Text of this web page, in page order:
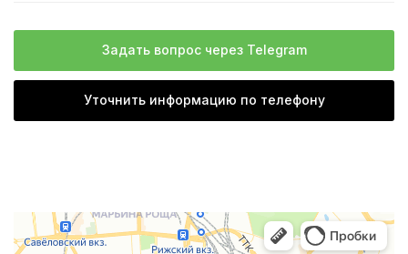
Задать вопрос через Telegram
Уточнить информацию по телефону